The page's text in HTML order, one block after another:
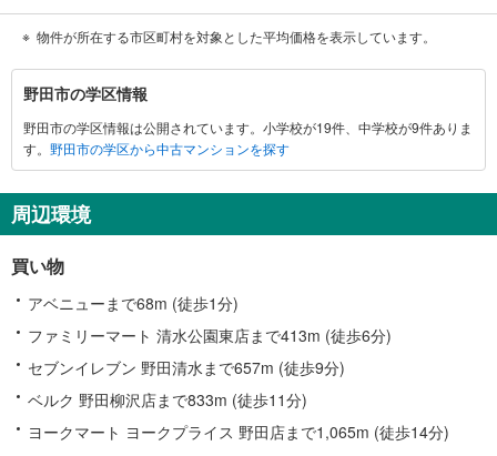
物件が所在する市区町村を対象とした平均価格を表示しています。
野
田
市
に
す
る
報
野田市の学区情報
野田市の学区情報は公開されています。小学校が19件、中学校が9件ありま
す。 野田市の学区から中古マンションを探す
周辺環境
買い物
アベニューまで68m (徒歩1分)
ファミリーマート 清水公園東店まで413m (徒歩6分)
セブンイレブン 野田清水まで657m (徒歩9分)
ベルク 野田柳沢店まで833m (徒歩11分)
ヨークマート ヨークプライス 野田店まで1,065m (徒歩14分)